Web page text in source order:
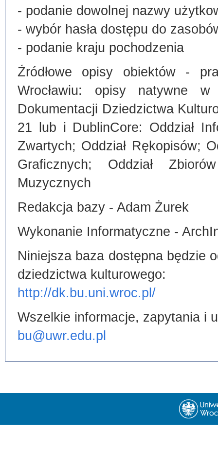
- podanie dowolnej nazwy
- wybór hasła dostępu do
- podanie kraju pochodzenia
Źródłowe opisy obiektów -
Wrocławiu: opisy natywne
Dokumentacji Dziedzictwa
21 lub i DublinCore: Oddział
Zwartych; Oddział Rękopisów;
Graficznych; Oddział
Muzycznych
Redakcja bazy - Adam Żurek
Wykonanie Informatyczne -
Niniejsza baza dostępna będzie
dziedzictwa kulturowego:
http://dk.bu.uni.wroc.pl/
Wszelkie informacje, zapytania i
bu@uwr.edu.pl